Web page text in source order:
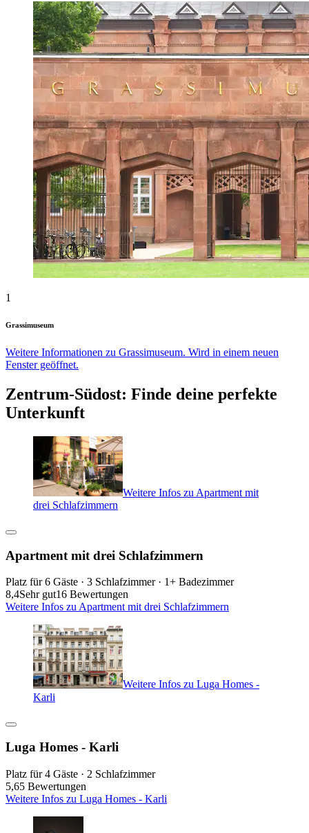
1
Grassimuseum
Weitere Informationen zu Grassimuseum. Wird in einem neuen
Fenster geöffnet.
Zentrum-Südost: Finde deine perfekte
Unterkunft
Weitere Infos zu Apartment mit
drei Schlafzimmern
Apartment mit drei Schlafzimmern
Platz für 6 Gäste · 3 Schlafzimmer · 1+ Badezimmer
8,4Sehr gut16 Bewertungen
Weitere Infos zu Apartment mit drei Schlafzimmern
Weitere Infos zu Luga Homes -
Karli
Luga Homes - Karli
Platz für 4 Gäste · 2 Schlafzimmer
5,65 Bewertungen
Weitere Infos zu Luga Homes - Karli